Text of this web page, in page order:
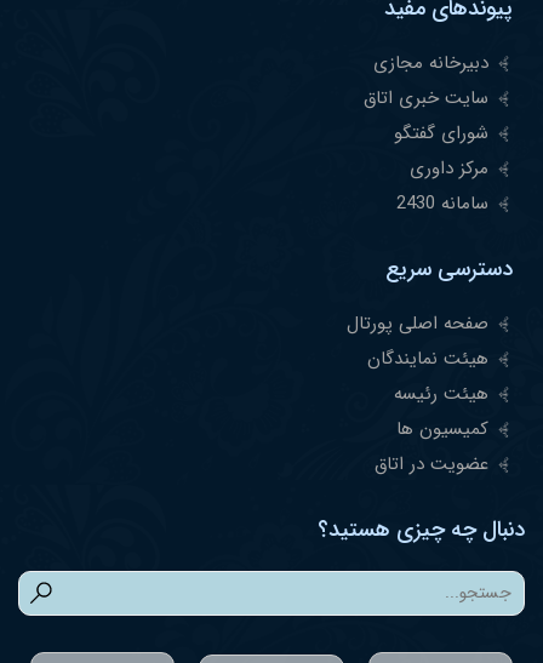
پیوندهای مفید
دبیرخانه مجازی
سایت خبری اتاق
شورای گفتگو
مرکز داوری
سامانه 2430
دسترسی سریع
صفحه اصلی پورتال
هیئت نمایندگان
هیئت رئیسه
کمیسیون ها
عضویت در اتاق
دنبال چه چیزی هستید؟